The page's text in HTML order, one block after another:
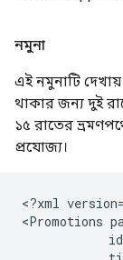
নমুনা
এই নমুনাটি দেখায়
থাকার জন্য দুই
১৫ রাতের
প্রযোজ্য।
<?xml
<Promotions